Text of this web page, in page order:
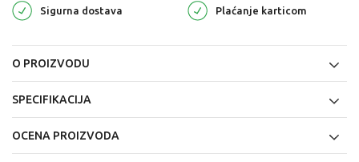
Sigurna dostava Plaćanje karticom
O PROIZVODU
SPECIFIKACIJA
OCENA PROIZVODA